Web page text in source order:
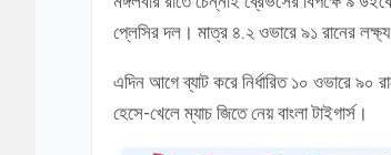
প্লেসির দল। মাত্র ৪.২ ওভারে ৯১ রানের
এদিন আগে ব্যাট করে নির্ধারিত ১০ ওভারে ৯০
হেসে-খেলে ম্যাচ জিতে নেয় বাংলা টাইগার্স।